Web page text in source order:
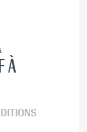
À